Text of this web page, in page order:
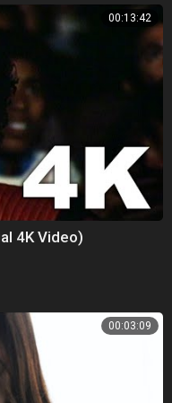
00:13:42
4K Video)
00:03:09